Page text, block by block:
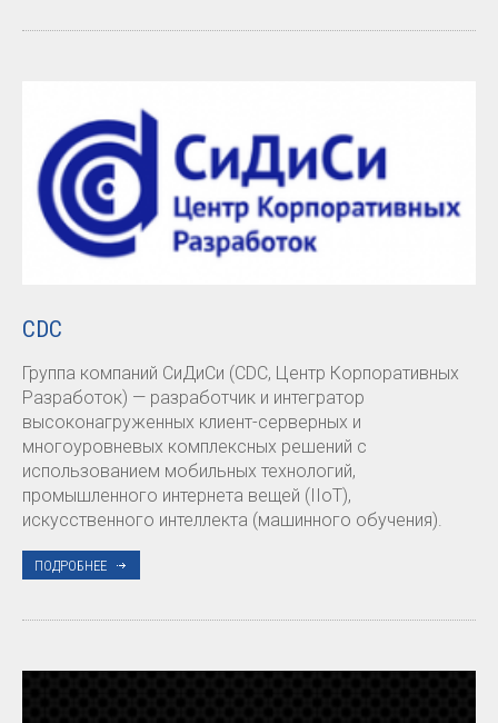
CDC
Группа компаний СиДиСи (CDC, Центр Корпоративных
Разработок) — разработчик и интегратор
высоконагруженных клиент-серверных и
многоуровневых комплексных решений с
использованием мобильных технологий,
промышленного интернета вещей (IIoT),
искусственного интеллекта (машинного обучения).
ПОДРОБНЕЕ